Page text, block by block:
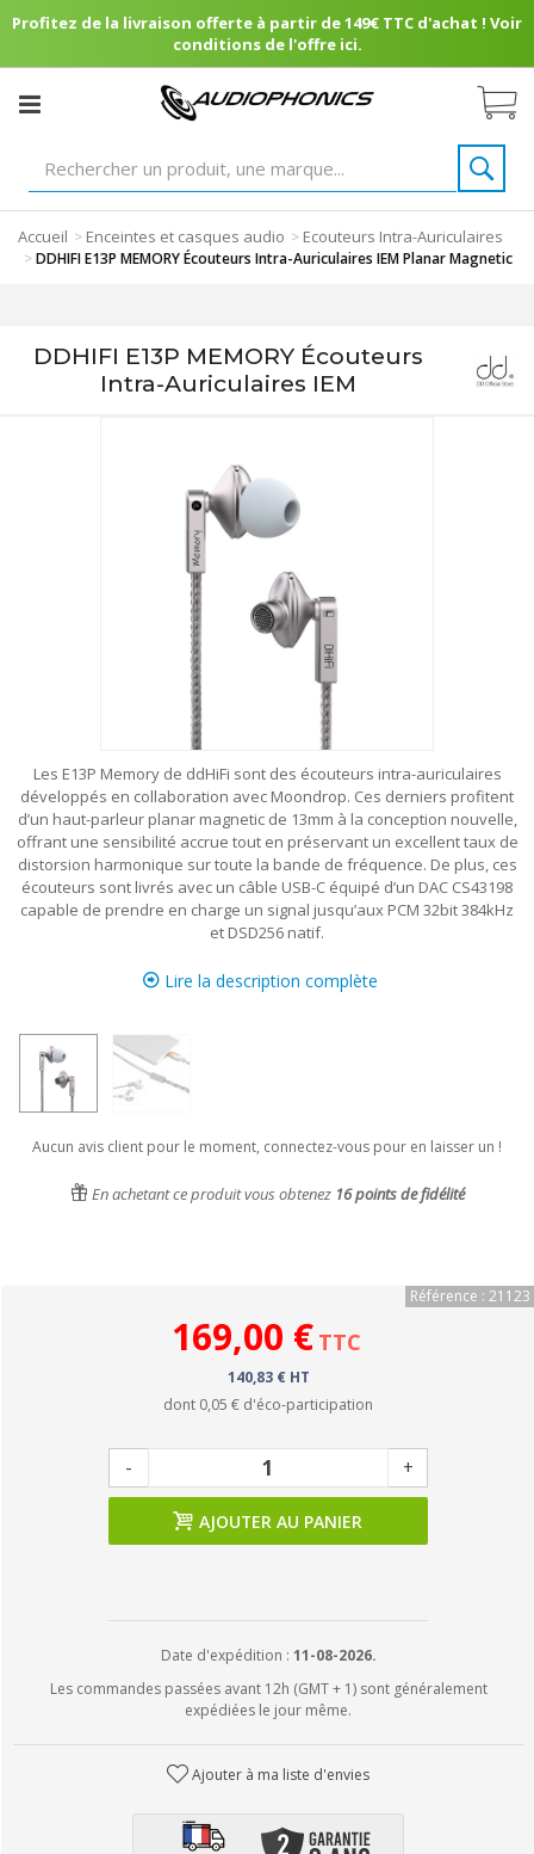
Profitez de la livraison offerte à partir de 149€ TTC d'achat ! Voir
conditions de l'offre ici.
Accueil > Enceintes et casques audio > Ecouteurs Intra-Auriculaires
>DDHIFI E13P MEMORY Écouteurs Intra-Auriculaires IEM Planar Magnetic
DDHIFI E13P MEMORY Écouteurs
Intra-Auriculaires IEM
Les E13P Memory de ddHiFi sont des écouteurs intra-auriculaires
développés en collaboration avec Moondrop. Ces derniers profitent
d’un haut-parleur planar magnetic de 13mm à la conception nouvelle,
offrant une sensibilité accrue tout en préservant un excellent taux de
distorsion harmonique sur toute la bande de fréquence. De plus, ces
écouteurs sont livrés avec un câble USB-C équipé d’un DAC CS43198
capable de prendre en charge un signal jusqu’aux PCM 32bit 384kHz
et DSD256 natif.
Lire la description complète
Aucun avis client pour le moment, connectez-vous pour en laisser un !
En achetant ce produit vous obtenez 16points de fidélité
Référence : 21123
169,00 € TTC
140,83 € HT
dont 0,05 € d'éco-participation
- +
AJOUTER AU PANIER
Date d'expédition : 11-08-2026.
Les commandes passées avant 12h (GMT + 1) sont généralement
expédiées le jour même.
Ajouter à ma liste d'envies